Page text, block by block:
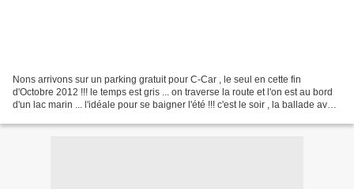
Nons arrivons sur un parking gratuit pour C-Car , le seul en cette fin
d'Octobre 2012 !!! le temps est gris ... on traverse la route et l'on est au bord
d'un lac marin ... l'idéale pour se baigner l'été !!! c'est le soir , la ballade avant